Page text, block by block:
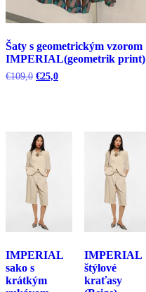
Šaty s geometrickým vzorom
IMPERIAL(geometrik print)
€109,0 Pôvodná
€25,0Aktuálna
IMPERIAL
sako s
krátkým
IMPERIAL
štýlové
kraťasy